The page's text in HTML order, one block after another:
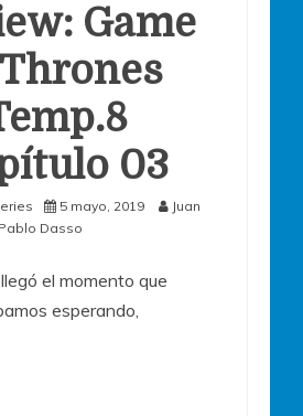
Game
03
5 mayo, 2019
Juan
Pablo Dasso
el momento que
esperando,